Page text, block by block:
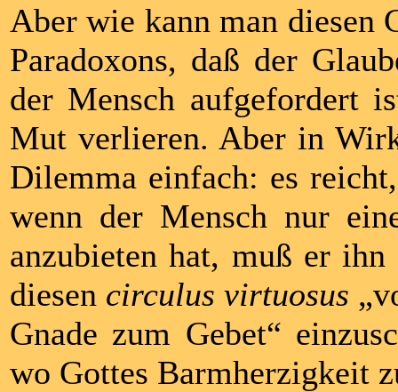
Aber wie kann man diesen
Paradoxons, daß der
der Mensch aufgefordert
Mut verlieren. Aber in
Dilemma einfach: es
wenn der Mensch nur
anzubieten hat, muß er
diesen circulus virtuosus
Gnade zum Gebet“
wo Gottes Barmherzigkeit